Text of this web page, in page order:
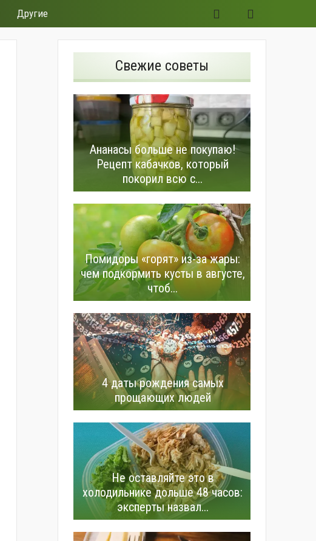
Другие
Свежие советы
Ананасы больше не покупаю!
Рецепт кабачков, который
покорил всю с...
Помидоры «горят» из-за жары:
чем подкормить кусты в августе,
чтоб...
4 даты рождения самых
прощающих людей
Не оставляйте это в
холодильнике дольше 48 часов:
эксперты назвал...